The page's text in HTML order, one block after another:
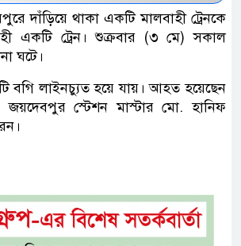
দাঁড়িয়ে থাকা একটি মালবাহী ট্রেনকে
একটি ট্রেন। শুক্রবার (৩ মে) সকাল
ঘটে।
বগি লাইনচ্যুত হয়ে যায়। আহত হয়েছেন
জয়দেবপুর স্টেশন মাস্টার মো. হানিফ